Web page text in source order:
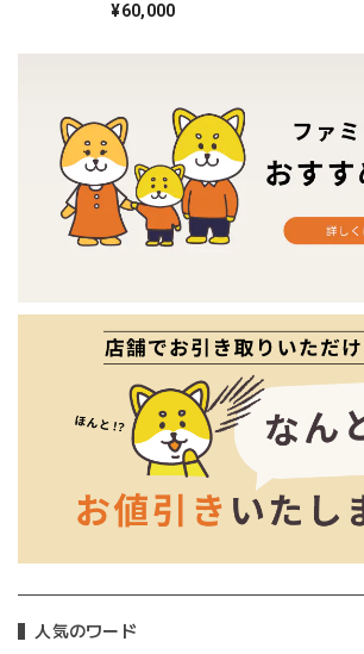
人気のワード
¥60,000